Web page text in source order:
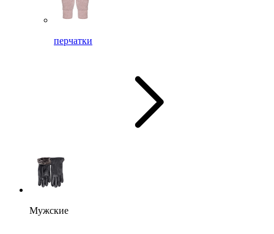
перчатки
Мужские